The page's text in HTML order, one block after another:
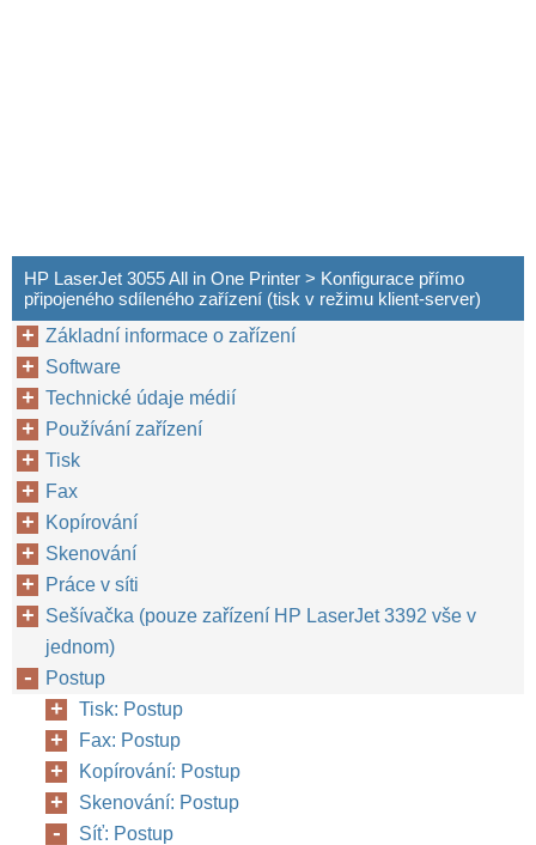
HP LaserJet 3055 All in One Printer > Konfigurace přímo
připojeného sdíleného zařízení (tisk v režimu klient-server)
Základní informace o zařízení
Software
Technické údaje médií
Používání zařízení
Tisk
Fax
Kopírování
Skenování
Práce v síti
Sešívačka (pouze zařízení HP LaserJet 3392 vše v
jednom)
Postup
Tisk: Postup
Fax: Postup
Kopírování: Postup
Skenování: Postup
Síť: Postup